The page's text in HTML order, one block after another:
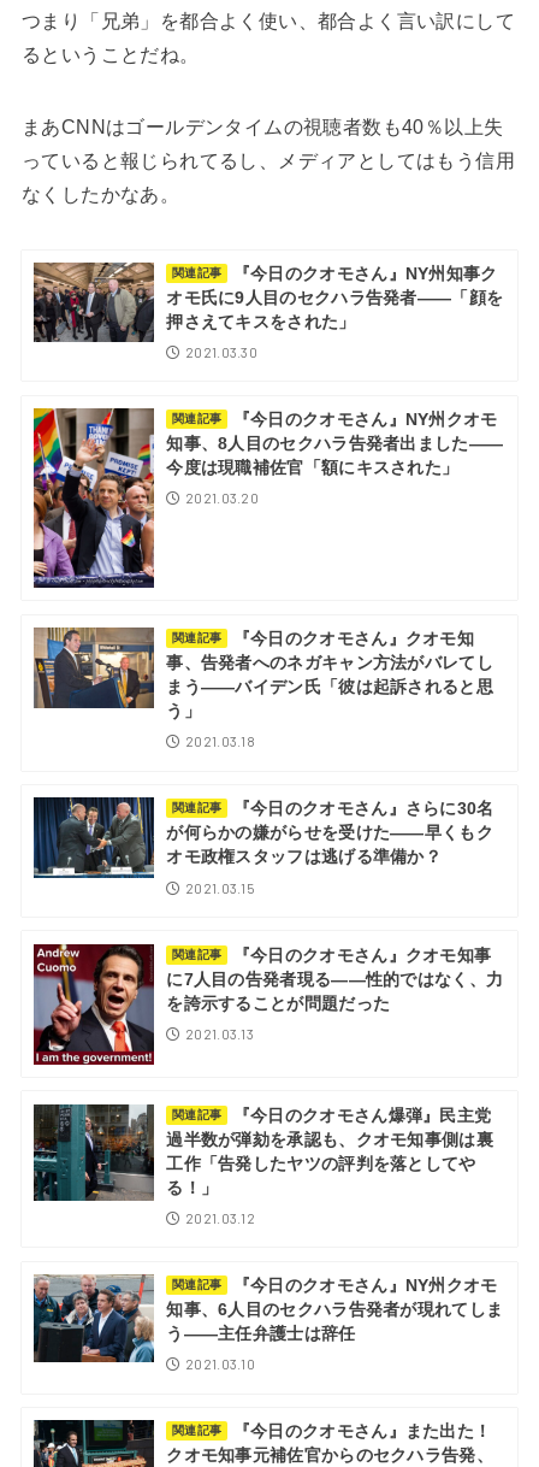
つまり「兄弟」を都合よく使い、都合よく言い訳にして
るということだね。
まあCNNはゴールデンタイムの視聴者数も40％以上失
っていると報じられてるし、メディアとしてはもう信用
なくしたかなあ。
関連記事
『今日のクオモさん』NY州知事ク
オモ氏に9人目のセクハラ告発者――「顔を
押さえてキスをされた」
2021.03.30
関連記事
『今日のクオモさん』NY州クオモ
知事、8人目のセクハラ告発者出ました――
今度は現職補佐官「額にキスされた」
2021.03.20
関連記事
『今日のクオモさん』クオモ知
事、告発者へのネガキャン方法がバレてし
まう――バイデン氏「彼は起訴されると思
う」
2021.03.18
関連記事
『今日のクオモさん』さらに30名
が何らかの嫌がらせを受けた――早くもク
オモ政権スタッフは逃げる準備か？
2021.03.15
関連記事
『今日のクオモさん』クオモ知事
に7人目の告発者現る――性的ではなく、力
を誇示することが問題だった
2021.03.13
関連記事
『今日のクオモさん爆弾』民主党
過半数が弾劾を承認も、クオモ知事側は裏
工作「告発したヤツの評判を落としてや
る！」
2021.03.12
関連記事
『今日のクオモさん』NY州クオモ
知事、6人目のセクハラ告発者が現れてしま
う――主任弁護士は辞任
2021.03.10
関連記事
『今日のクオモさん』また出た！
クオモ知事元補佐官からのセクハラ告発、